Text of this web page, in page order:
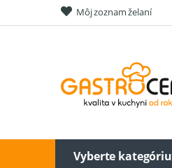
to
to
Môj zoznam želaní
Vyberte kategóriu